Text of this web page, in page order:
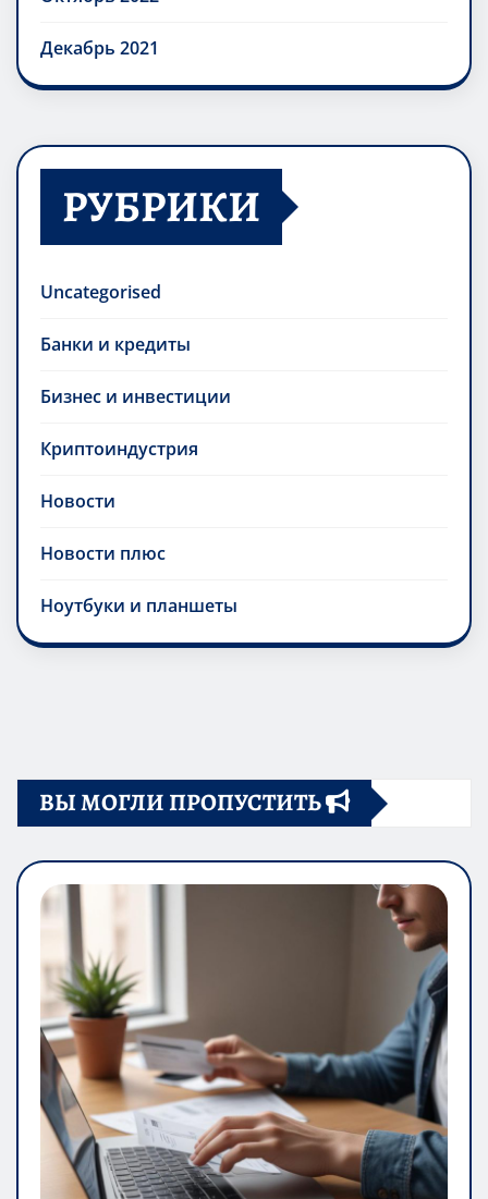
Декабрь 2021
РУБРИКИ
Uncategorised
Банки и кредиты
Бизнес и инвестиции
Криптоиндустрия
Новости
Новости плюс
Ноутбуки и планшеты
ВЫ МОГЛИ ПРОПУСТИТЬ